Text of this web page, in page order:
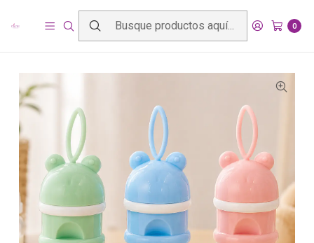
0
Dispensador de Leche en Polvo 3 Compartimentos